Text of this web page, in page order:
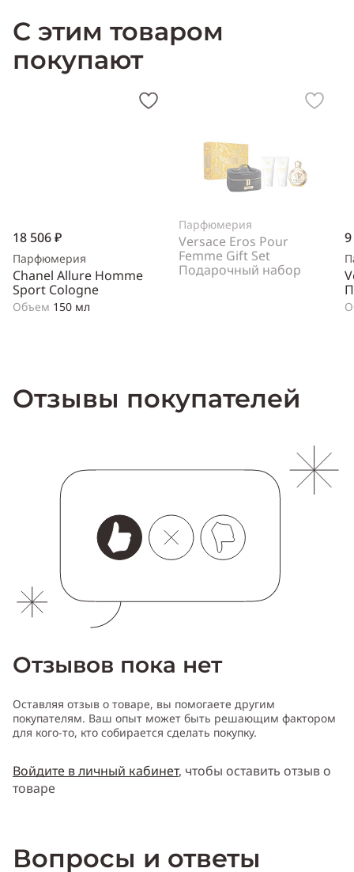
апельсин (цветы), мирт, лилия, ваниль, бергамот, бобы тонка,
корица, пачули, мандарин, тубероза, сандал
Производитель:Англия (England)
С этим товаром
покупают
18 506 ₽
Парфюмерия
Chanel Allure Homme
Sport Cologne
Объем 150 мл
Парфюмерия
Versace Eros Pour
Femme Gift Set
Подарочный набор
Отзывы покупателей
Отзывов пока нет
Оставляя отзыв о товаре, вы помогаете другим
покупателям. Ваш опыт может быть решающим фактором
для кого-то, кто собирается сделать покупку.
Войдите в личный кабинет, чтобы оставить отзыв о
товаре
Вопросы и ответы